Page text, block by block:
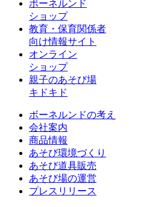
ボーネルンド
ショップ
教育・保育関係者
向け情報サイト
オンライン
ショップ
親子のあそび場
キドキド
ボーネルンドの考え
会社案内
商品情報
あそび環境づくり
あそび道具販売
あそび場の運営
プレスリリース